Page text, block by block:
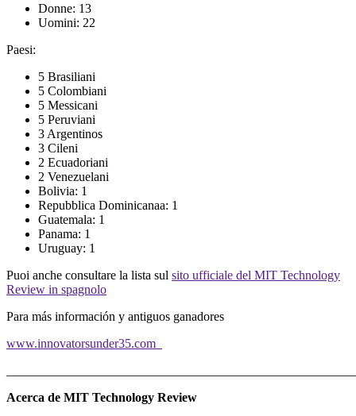
Donne: 13
Uomini: 22
Paesi:
5 Brasiliani
5 Colombiani
5 Messicani
5 Peruviani
3 Argentinos
3 Cileni
2 Ecuadoriani
2 Venezuelani
Bolivia: 1
Repubblica Dominicanaa: 1
Guatemala: 1
Panama: 1
Uruguay: 1
Puoi anche consultare la lista sul sito ufficiale del MIT Technology
Review in spagnolo
Para más información y antiguos ganadores
www.innovatorsunder35.com
Acerca de MIT Technology Review